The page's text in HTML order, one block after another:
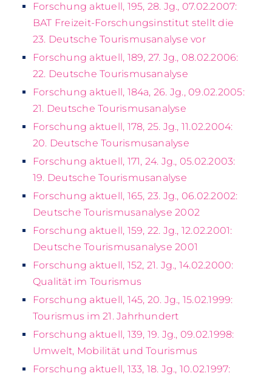
Forschung aktuell, 195, 28. Jg., 07.02.2007:
BAT Freizeit-Forschungsinstitut stellt die
23. Deutsche Tourismusanalyse vor
Forschung aktuell, 189, 27. Jg., 08.02.2006:
22. Deutsche Tourismusanalyse
Forschung aktuell, 184a, 26. Jg., 09.02.2005:
21. Deutsche Tourismusanalyse
Forschung aktuell, 178, 25. Jg., 11.02.2004:
20. Deutsche Tourismusanalyse
Forschung aktuell, 171, 24. Jg., 05.02.2003:
19. Deutsche Tourismusanalyse
Forschung aktuell, 165, 23. Jg., 06.02.2002:
Deutsche Tourismusanalyse 2002
Forschung aktuell, 159, 22. Jg., 12.02.2001:
Deutsche Tourismusanalyse 2001
Forschung aktuell, 152, 21. Jg., 14.02.2000:
Qualität im Tourismus
Forschung aktuell, 145, 20. Jg., 15.02.1999:
Tourismus im 21. Jahrhundert
Forschung aktuell, 139, 19. Jg., 09.02.1998:
Umwelt, Mobilität und Tourismus
Forschung aktuell, 133, 18. Jg., 10.02.1997: